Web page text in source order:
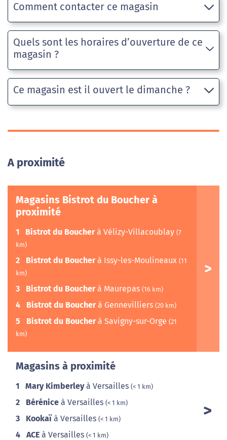
Comment contacter ce magasin
Quels sont les horaires d’ouverture de ce
magasin ?
Ce magasin est il ouvert le dimanche ?
A proximité
Magasins Bistrot du Boucher à
proximité
1 Bistrot du Boucherà Vélizy-Villacoublay (7
km)
2 Bistrot du Boucherà Issy-les-Moulineaux (11
km)
3 Bistrot du Boucherà Maurepas (16 km)
4 Bistrot du Boucherà Gennevilliers (20 km)
5 Bistrot du Boucherà Savigny-sur-Orge (21
km)
Magasins à proximité
1 Mary Kimberleyà Versailles (< 1 km)
2 Bérénice à Versailles (< 1 km)
3 Kookaïà Versailles (< 1 km)
4 ACE à Versailles (< 1 km)